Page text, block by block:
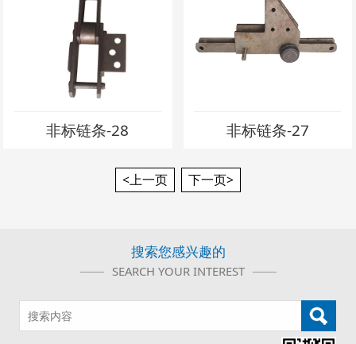
非标链条-28 非标链条-27
<上一页 下一页>
搜索您感兴趣的
SEARCH YOUR INTEREST